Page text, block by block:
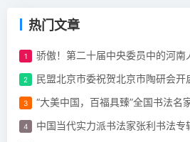
热门文章
骄傲！第二十届中央委员中的河南
民盟北京市委祝贺北京市陶研会开
“大美中国，百福具臻”全国书法名
中国当代实力派书法家张利书法专